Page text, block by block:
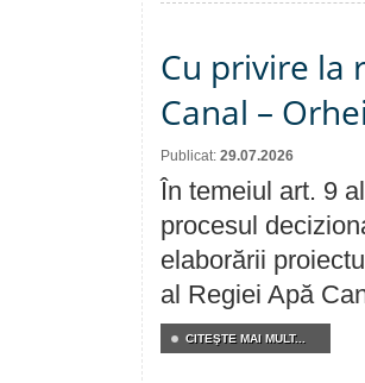
Cu privire la
Canal –
Publicat: 29.07.2026
În temeiul art. 9
procesul
elaborării
al Regiei Apă
CITEŞTE MAI MULT...